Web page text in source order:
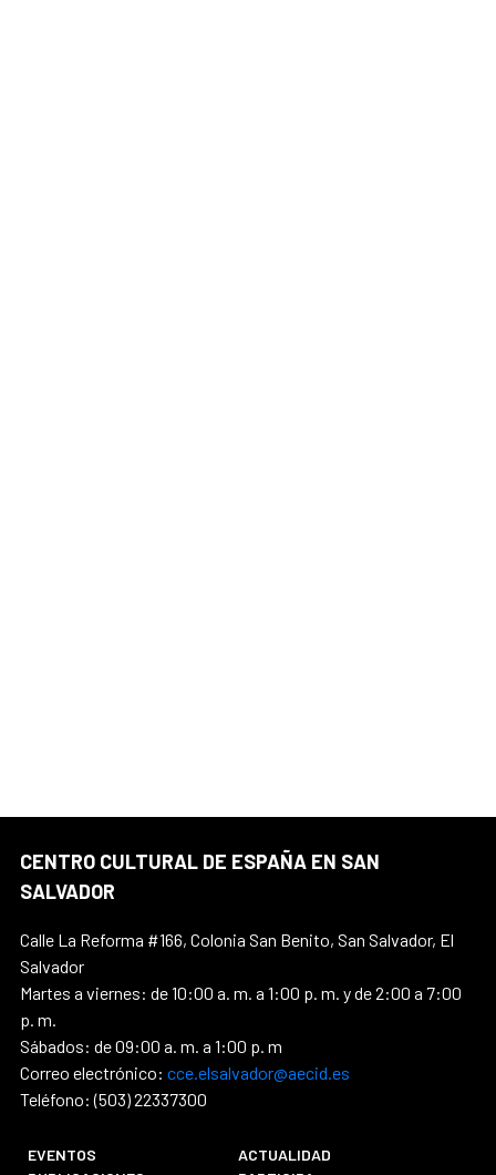
CENTRO CULTURAL DE ESPAÑA EN SAN
SALVADOR
Calle La Reforma #166, Colonia San Benito, San Salvador, El
Salvador
Martes a viernes: de 10:00 a. m. a 1:00 p. m. y de 2:00 a 7:00
p. m.
Sábados: de 09:00 a. m. a 1:00 p. m
Correo electrónico: cce.elsalvador@aecid.es
Teléfono: (503) 22337300
EVENTOS
ACTUALIDAD